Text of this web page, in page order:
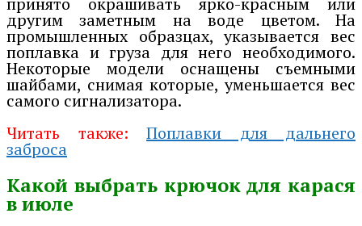
другим заметным на воде цветом. На
промышленных образцах, указывается вес
поплавка и груза для него необходимого.
Некоторые модели оснащены съемными
шайбами, снимая которые, уменьшается вес
самого сигнализатора.
Читать также:
Поплавки для дальнего
заброса
Какой выбрать крючок для карася
в июле